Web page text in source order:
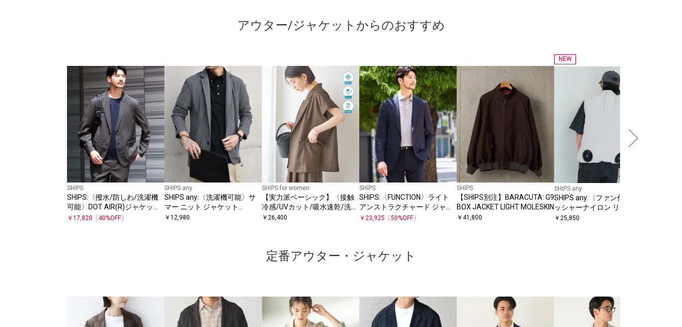
アウター/ジャケットからのおすすめ
SHIPS
SHIPS:〈撥水/防しわ/洗濯機
可能〉DOT AIR(R)ジャケット
(セットアップ対応)
￥ 17,820 〔40%OFF〕
SHIPS any
SHIPS any:〈洗濯機可能〉サ
マー ニット ジャケット
26SS◇
￥ 12,980
SHIPS for women
【実力派ベーシック】〈接触
冷感/UVカット/吸水速乾/洗濯
機可能〉SUUSUU フレンチ ス
￥ 26,400
SHIPS
SHIPS:〈FUNCTION〉ライト
アンストラクチャード ジャケ
ット(セットアップ対応)
￥ 23,925 〔50%OFF〕
SHIPS
【SHIPS別注】BARACUTA: G9
BOX JACKET LIGHT MOLESKIN
￥ 41,800
NEW
SHIPS any
SHIPS any:〈ファン付き〉ワ
ッシャーナイロン リップスト
ップ スタンドジップ ベスト
￥ 25,850
定番アウター・ジャケット